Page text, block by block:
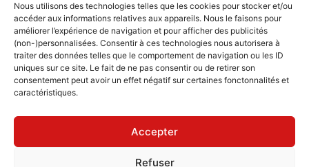
Nous utilisons des technologies telles que les cookies pour stocker et/ou
accéder aux informations relatives aux appareils. Nous le faisons pour
améliorer l’expérience de navigation et pour afficher des publicités
(non-)personnalisées. Consentir à ces technologies nous autorisera à
traiter des données telles que le comportement de navigation ou les ID
uniques sur ce site. Le fait de ne pas consentir ou de retirer son
consentement peut avoir un effet négatif sur certaines fonctonnalités et
caractéristiques.
Accepter
Refuser
Blog
Outils généalogiques
Contact
Plan du site
Mentions légales
Politique de confidentialité
Politique de cookies (UE)